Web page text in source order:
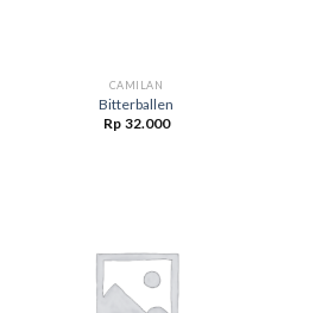
CAMILAN
Bitterballen
Rp 32.000